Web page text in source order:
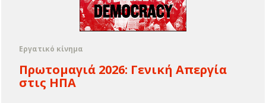
Εργατικό κίνημα
Πρωτομαγιά 2026: Γενική Απεργία
στις ΗΠΑ